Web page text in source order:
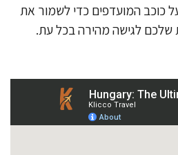
המועדפים כדי לשמור את
לגישה מהירה בכל עת.